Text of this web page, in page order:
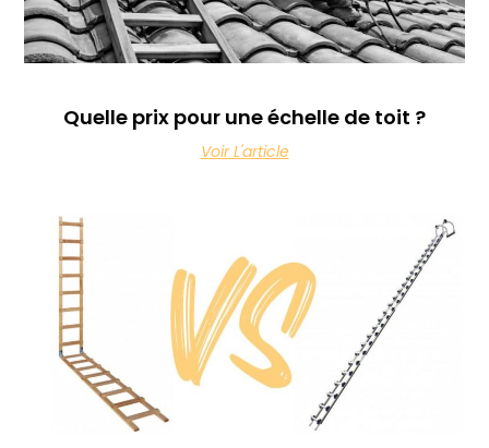
Quelle prix pour une échelle de toit ?
Voir L'article